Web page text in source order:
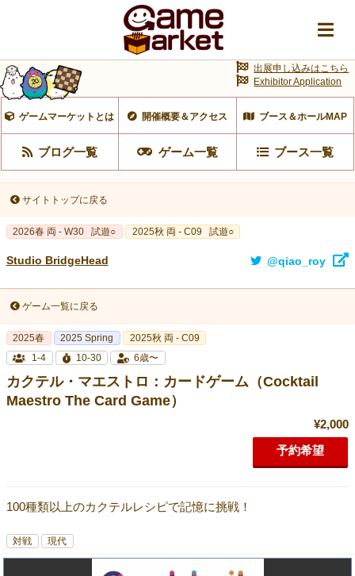
ゲームマーケットとは 開催概要＆アクセス ブース＆ホールMAP
ブログ一覧 ゲーム一覧 ブース一覧
出展申し込みはこちら
Exhibitor Application
サイトトップに戻る
2026春 両 - W30 試遊○ 2025秋 両 - C09 試遊○
Studio BridgeHead @qiao_roy
ゲーム一覧に戻る
2025春 2025 Spring
2025秋 両 - C09
1-4
10-30 6歳〜
カクテル・マエストロ：カードゲーム（Cocktail
Maestro The Card Game）
¥2,000
予約希望
100種類以上のカクテルレシピで記憶に挑戦！
対戦 現代